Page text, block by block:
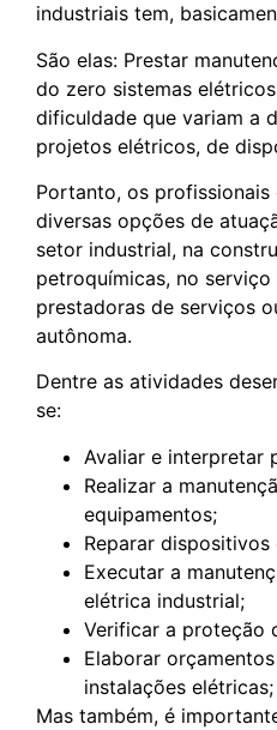
industriais tem,
São elas: Prestar
do zero sistemas
dificuldade que variam a
projetos elétricos, de
Portanto, os
diversas opções de
setor industrial, na
petroquímicas, no
prestadoras de serviços
autônoma.
Dentre as atividades
se:
Avaliar e interpretar
Realizar a
equipamentos;
Reparar
Executar a
elétrica industrial;
Verificar a proteção
Elaborar
instalações elétricas;
Mas também, é